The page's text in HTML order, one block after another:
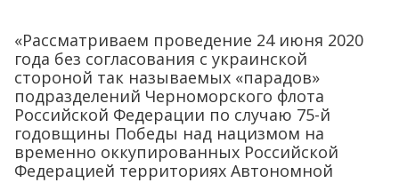
«Рассматриваем проведение 24 июня 2020
года без согласования с украинской
стороной так называемых «парадов»
подразделений Черноморского флота
Российской Федерации по случаю 75-й
годовщины Победы над нацизмом на
временно оккупированных Российской
Федерацией территориях Автономной